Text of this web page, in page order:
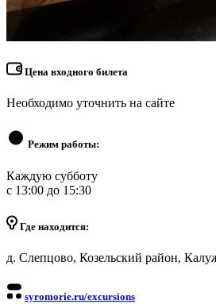
Цена входного билета
Необходимо уточнить на сайте
Режим работы:
Каждую субботу
с 13:00 до 15:30
Где находится:
д. Слепцово, Козельский район,
syromorie.ru/excursions